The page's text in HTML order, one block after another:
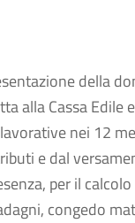
della
alla Cassa
nei 12
e dal
per il
congedo